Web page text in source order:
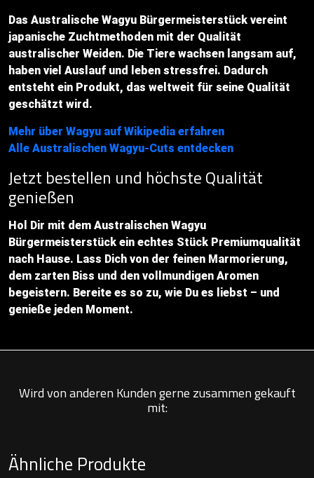
Das Australische Wagyu Bürgermeisterstück vereint
japanische Zuchtmethoden mit der Qualität
australischer Weiden. Die Tiere wachsen langsam auf,
haben viel Auslauf und leben stressfrei. Dadurch
entsteht ein Produkt, das weltweit für seine Qualität
geschätzt wird.
Mehr über Wagyu auf Wikipedia erfahren
Alle Australischen Wagyu-Cuts entdecken
Jetzt bestellen und höchste Qualität
genießen
Hol Dir mit dem Australischen Wagyu
Bürgermeisterstück ein echtes Stück Premiumqualität
nach Hause. Lass Dich von der feinen Marmorierung,
dem zarten Biss und den vollmundigen Aromen
begeistern. Bereite es so zu, wie Du es liebst – und
genieße jeden Moment.
Wird von anderen Kunden gerne zusammen gekauft
mit:
Ähnliche Produkte